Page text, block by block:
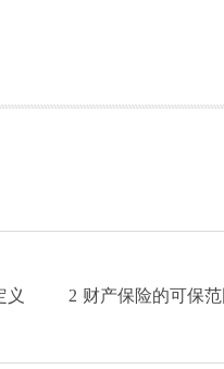
义 2 财产保险的可保